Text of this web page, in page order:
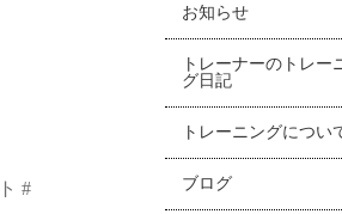
#
お知らせ
トレーナーのトレー
グ日記
トレーニングについ
ブログ